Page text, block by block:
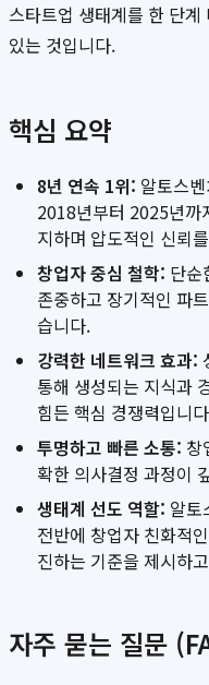
스타트업 생태계를 한 단
있는 것입니다.
핵심 요약
8년 연속 1위: 알토스
2018년부터 2025년까
지하며 압도적인 신뢰
창업자 중심 철학: 단순
존중하고 장기적인 파
습니다.
강력한 네트워크 효과:
통해 생성되는 지식과
힘든 핵심 경쟁력입니
투명하고 빠른 소통: 창
확한 의사결정 과정이
생태계 선도 역할: 알토
전반에 창업자 친화적
진하는 기준을 제시하
자주 묻는 질문